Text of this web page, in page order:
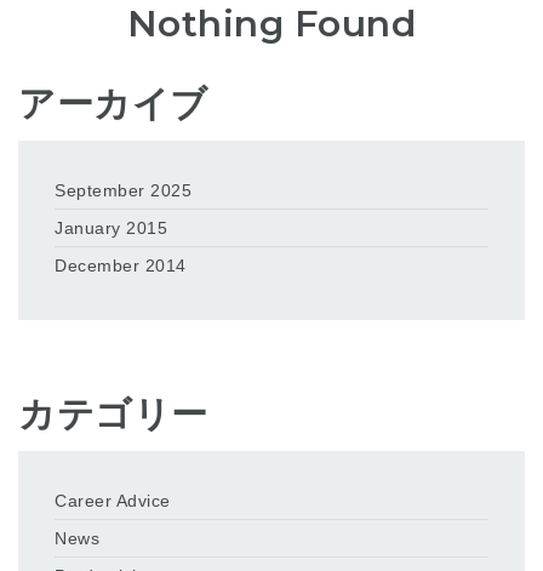
Nothing Found
アーカイブ
September 2025
January 2015
December 2014
カテゴリー
Career Advice
News